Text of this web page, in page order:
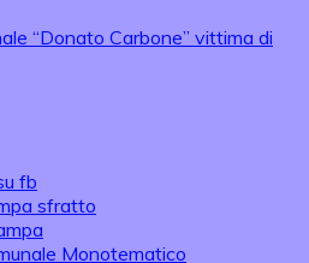
“Donato Carbone” vittima di
fb
sfratto
Monotematico